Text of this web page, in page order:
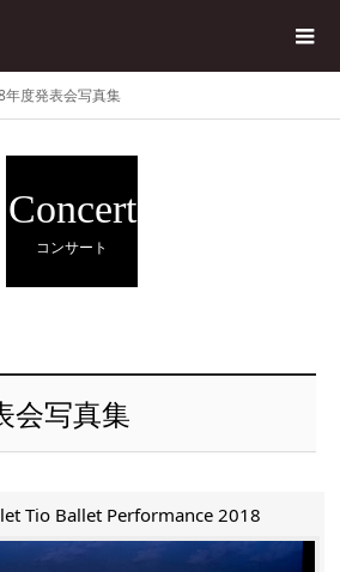
年度発表会写真集
Concert
コンサート
会写真集
Tio Ballet Performance 2018